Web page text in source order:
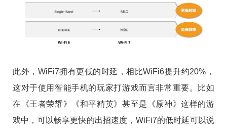
此外，WiFi7拥有更低的时延，相比WiFi6提升约20%，
这对于使用智能手机的玩家打游戏而言非常重要。比如
在《王者荣耀》《和平精英》甚至是《原神》这样的游
戏中，可以畅享更快的出招速度，WiFi7的低时延可以说